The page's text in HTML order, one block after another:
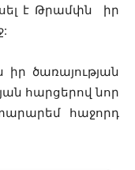
է Թրամփն իր
ծառայության
հարցերով նոր
հաջորդ